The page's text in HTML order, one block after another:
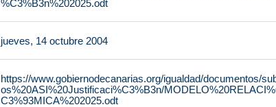
%C3%B3n%202025.odt
jueves, 14 octubre 2004
https://www.gobiernodecanarias.org/igualdad/documentos/
os%20ASI%20Justificaci%C3%B3n/
C3%93MICA%202025.odt